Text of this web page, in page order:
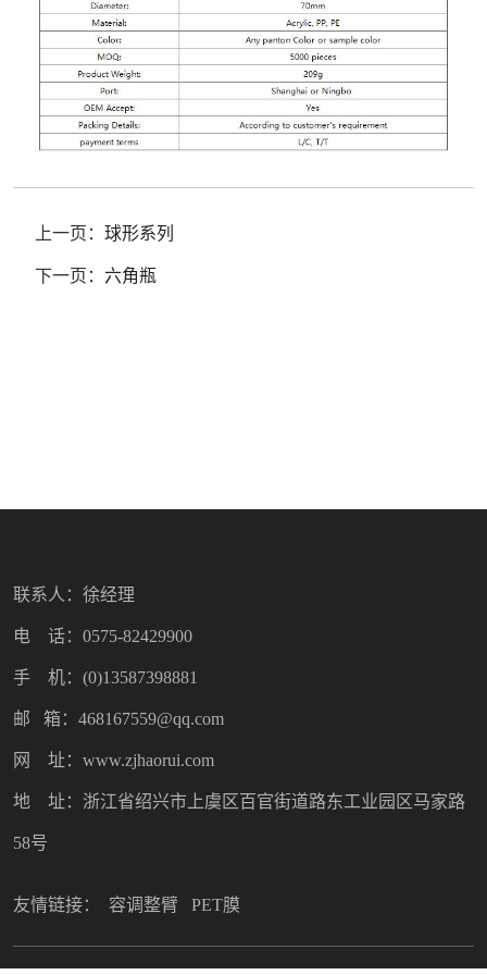
上一页： 球形系列
下一页： 六角瓶
联系人：徐经理
电 话：0575-82429900
手 机：(0)13587398881
邮 箱：468167559@qq.com
网 址：www.zjhaorui.com
地 址：浙江省绍兴市上虞区百官街道路东工业园区马家路
58号
友情链接： 容调整臂 PET膜